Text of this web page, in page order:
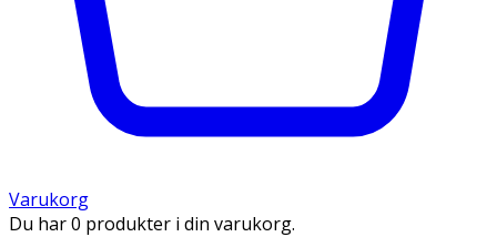
Varukorg
Du har 0 produkter i din varukorg.